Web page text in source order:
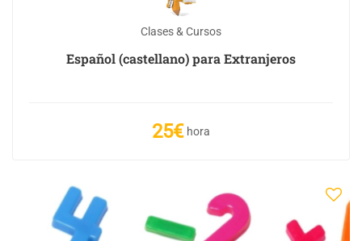
Clases & Cursos
Español (castellano) para Extranjeros
25€ hora